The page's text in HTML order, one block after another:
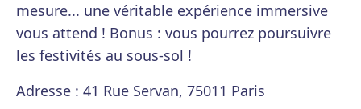
mesure... une véritable expérience immersive
vous attend ! Bonus : vous pourrez poursuivre
les festivités au sous-sol !
Adresse : 41 Rue Servan, 75011 Paris